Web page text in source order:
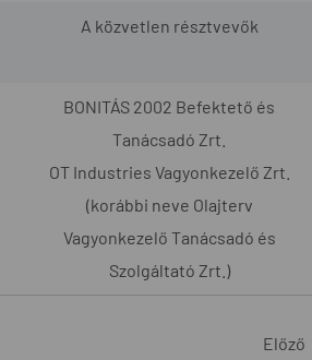
A közvetlen résztvevők
BONITÁS 2002 Befektető és
Tanácsadó Zrt.
OT Industries Vagyonkezelő Zrt.
(korábbi neve Olajterv
Vagyonkezelő Tanácsadó és
Szolgáltató Zrt.)
Előző